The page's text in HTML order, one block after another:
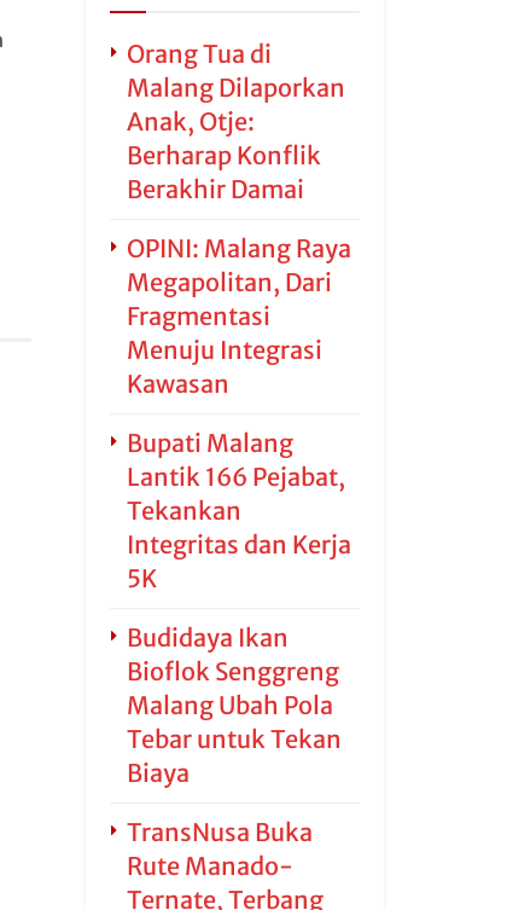
Orang Tua di
Malang Dilaporkan
Anak, Otje:
Berharap Konflik
Berakhir Damai
OPINI: Malang Raya
Megapolitan, Dari
Fragmentasi
Menuju Integrasi
Kawasan
Bupati Malang
Lantik 166 Pejabat,
Tekankan
Integritas dan Kerja
5K
Budidaya Ikan
Bioflok Senggreng
Malang Ubah Pola
Tebar untuk Tekan
Biaya
TransNusa Buka
Rute Manado-
Ternate, Terbang